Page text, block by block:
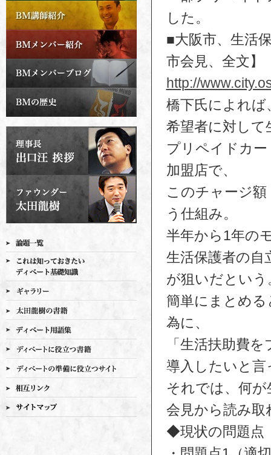
した。
■大阪市、生活
市会見、全文】
http://
橋下氏によれ
希望者に対して
プリペイドカ
加盟店で、
このチャージ
う仕組み。
半年から1年の
生活保護者の
が狙いだという
簡単にまとめる
為に、
「生活扶助費
導入したいと
それでは、何
会見から読み取
◆現状の問題点